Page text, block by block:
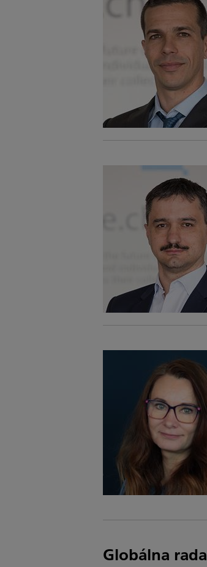
Globálna rada